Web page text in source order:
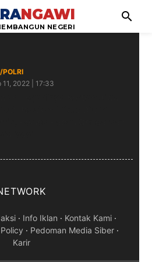
NGAWI
NEGERI
search
POLRI
11, 2022 | 17:33
· Info Iklan · Kontak Kami ·
· Pedoman Media Siber ·
Karir